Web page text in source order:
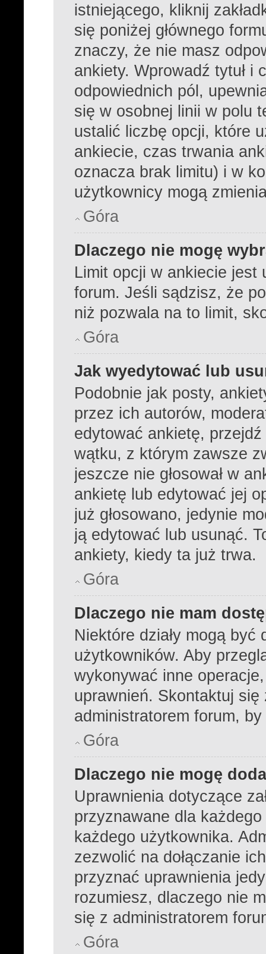
istniejącego, kliknij
się poniżej głównego
znaczy, że nie masz
ankiety. Wprowadź tytuł i
odpowiednich pól,
się w osobnej linii w polu
ustalić liczbę opcji, które
ankiecie, czas trwania
oznacza brak limitu) i w
użytkownicy mogą
Góra
Dlaczego nie mogę
Limit opcji w ankiecie jest
forum. Jeśli sądzisz, że
niż pozwala na to limit,
Góra
Jak wyedytować lub
Podobnie jak posty,
przez ich autorów,
edytować ankietę,
wątku, z którym zawsze
jeszcze nie głosował w
ankietę lub edytować jej
już głosowano, jedynie
ją edytować lub usunąć.
ankiety, kiedy ta już trwa.
Góra
Dlaczego nie mam
Niektóre działy mogą
użytkowników. Aby
wykonywać inne
uprawnień. Skontaktuj się
administratorem forum,
Góra
Dlaczego nie mogę
Uprawnienia dotyczące
przyznawane dla
każdego użytkownika.
zezwolić na dołączanie
przyznać uprawnienia
rozumiesz, dlaczego nie
się z administratorem
Góra